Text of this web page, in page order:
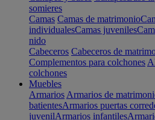
somieres
Camas Camas de matrimonio
individualesCamas juveniles
nido
Cabeceros Cabeceros de
Complementos para colchones
colchones
Muebles
Armarios Armarios de
batientesArmarios puertas
juvenilArmarios infantiles